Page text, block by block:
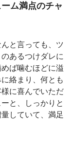
ム満点のチャ
と言っても、ツ
あるつけダレに
ば噛むほどに溢
絡まり、何とも
に喜んでいただ
と、しっかりと
していて、満足